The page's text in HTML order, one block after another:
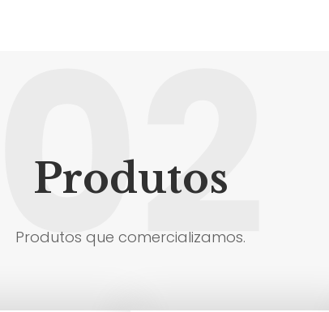
02
Produtos
Produtos que comercializamos.